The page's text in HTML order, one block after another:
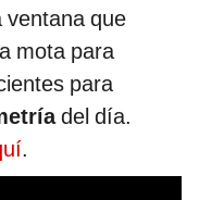
ventana que
mota para
para
del día.
.